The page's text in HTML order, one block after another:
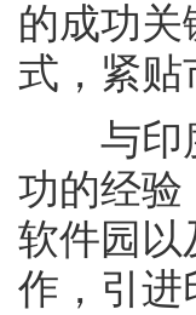
的成功
式，紧贴
与印度
功的经验
软件园以
作，引进